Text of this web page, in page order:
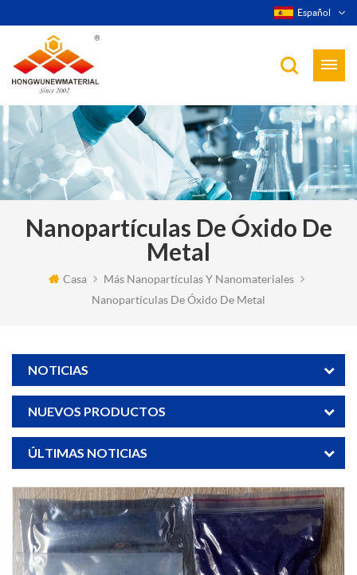
Español
Nanopartículas De Óxido De
Metal
Casa
Más Nanopartículas Y Nanomateriales
Nanopartículas De Óxido De Metal
NOTICIAS
NUEVOS PRODUCTOS
ÚLTIMAS NOTICIAS